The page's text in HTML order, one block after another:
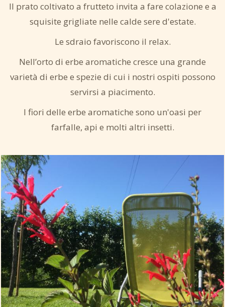
Il prato coltivato a frutteto invita a fare colazione e a
squisite grigliate nelle calde sere d'estate.
Le sdraio favoriscono il relax.
Nell’orto di erbe aromatiche cresce una grande
varietà di erbe e spezie di cui i nostri ospiti possono
servirsi a piacimento.
I fiori delle erbe aromatiche sono un'oasi per
farfalle, api e molti altri insetti.